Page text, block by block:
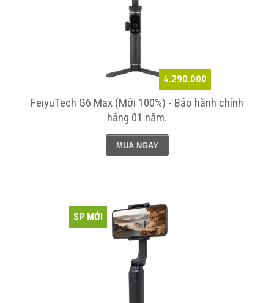
4.290.000
FeiyuTech G6 Max (Mới 100%) - Bảo hành chính
hãng 01 năm.
MUA NGAY
SP MỚI